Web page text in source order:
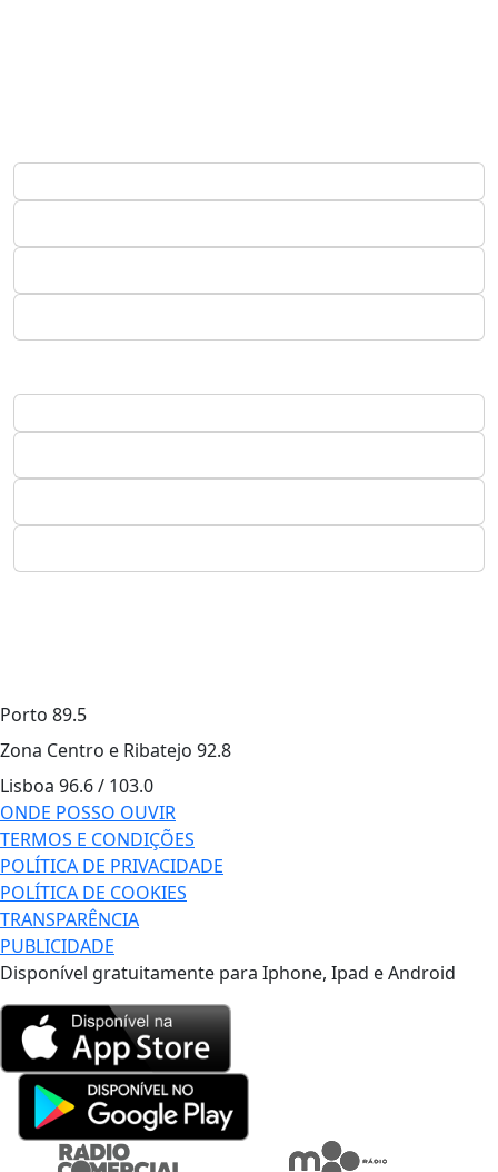
Porto 89.5
Zona Centro e Ribatejo 92.8
Lisboa 96.6 / 103.0
ONDE POSSO OUVIR
TERMOS E CONDIÇÕES
POLÍTICA DE PRIVACIDADE
POLÍTICA DE COOKIES
TRANSPARÊNCIA
PUBLICIDADE
Disponível gratuitamente para Iphone, Ipad e Android